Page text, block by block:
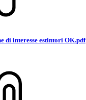
di interesse estintori OK.pdf